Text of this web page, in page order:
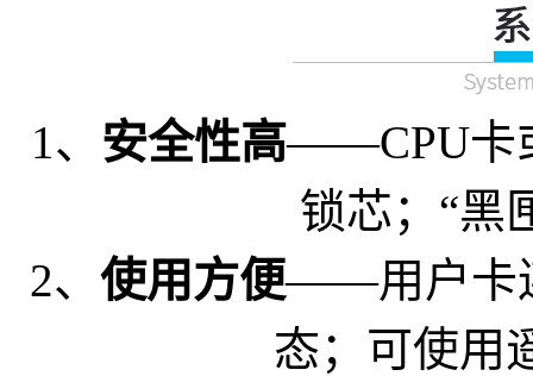
1、 安全性高——CPU卡
锁芯；“黑
2、 使用方便——用户卡
态；可使用